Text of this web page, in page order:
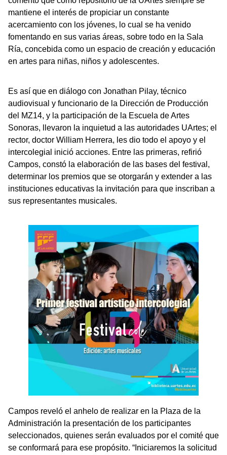
mantiene el interés de propiciar un constante
acercamiento con los jóvenes, lo cual se ha venido
fomentando en sus varias áreas, sobre todo en la Sala
Ría, concebida como un espacio de creación y educación
en artes para niñas, niños y adolescentes.
Es así que en diálogo con Jonathan Pilay, técnico
audiovisual y funcionario de la Dirección de Producción
del MZ14, y la participación de la Escuela de Artes
Sonoras, llevaron la inquietud a las autoridades UArtes; el
rector, doctor William Herrera, les dio todo el apoyo y el
intercolegial inició acciones. Entre las primeras, refirió
Campos, constó la elaboración de las bases del festival,
determinar los premios que se otorgarán y extender a las
instituciones educativas la invitación para que inscriban a
sus representantes musicales.
Campos reveló el anhelo de realizar en la Plaza de la
Administración la presentación de los participantes
seleccionados, quienes serán evaluados por el comité que
se conformará para ese propósito. “Iniciaremos la solicitud